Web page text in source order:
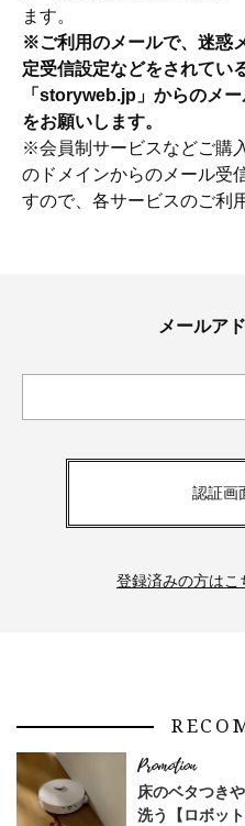
ます。
※ご利用のメールで、迷惑
定受信設定などをされてい
「storyweb.jp」からのメ
をお願いします。
※会員制サービスなどご購
のドメインからのメール受
すので、各サービスのご利
メールア
認証画
登録済みの方はこ
床のベタつき
洗う【ロボット